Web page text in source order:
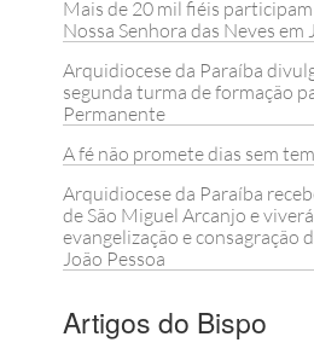
Mais de 20 mil fiéis participam
Nossa Senhora das Neves em
Arquidiocese da Paraíba
segunda turma de formação
Permanente
A fé não promete dias sem
Arquidiocese da Paraíba
de São Miguel Arcanjo e
evangelização e consagração
João Pessoa
Artigos do Bispo